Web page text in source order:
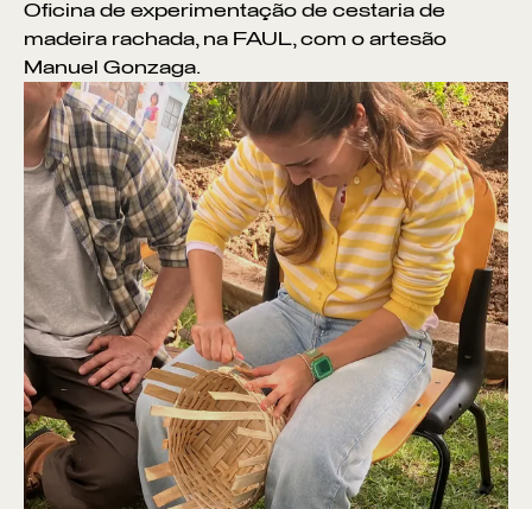
Oficina de experimentação de cestaria de
madeira rachada, na FAUL, com o artesão
Manuel Gonzaga.